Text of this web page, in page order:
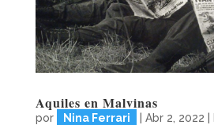
Aquiles en Malvinas
por Nina Ferrari Abr 2, 2022